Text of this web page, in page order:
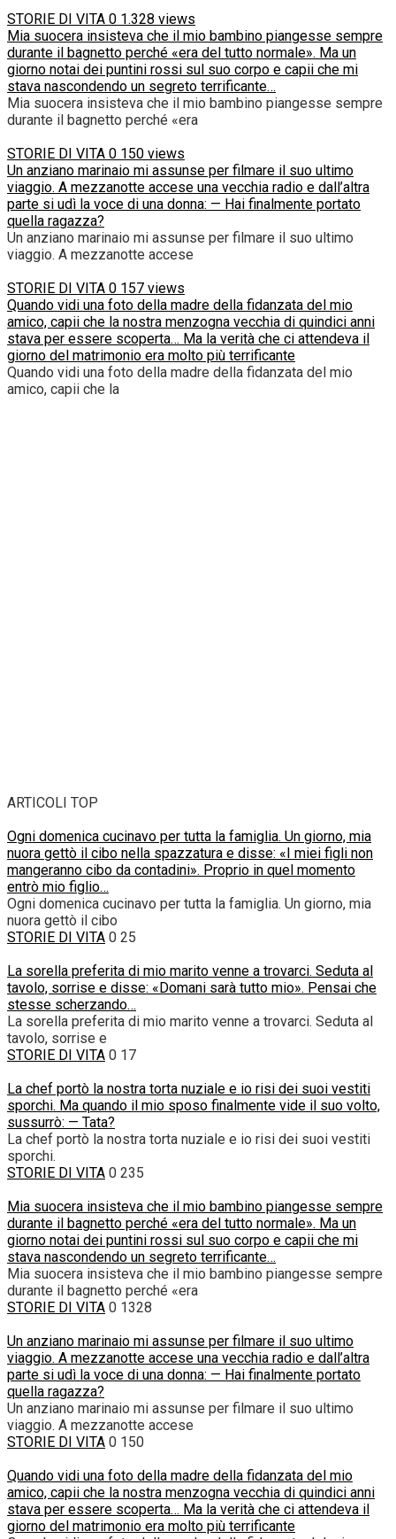
STORIE DI VITA 0 1.328 views
Mia suocera insisteva che il mio bambino piangesse sempre
durante il bagnetto perché «era del tutto normale». Ma un
giorno notai dei puntini rossi sul suo corpo e capii che mi
stava nascondendo un segreto terrificante…
Mia suocera insisteva che il mio bambino piangesse sempre
durante il bagnetto perché «era
STORIE DI VITA 0 150 views
Un anziano marinaio mi assunse per filmare il suo ultimo
viaggio. A mezzanotte accese una vecchia radio e dall’altra
parte si udì la voce di una donna: — Hai finalmente portato
quella ragazza?
Un anziano marinaio mi assunse per filmare il suo ultimo
viaggio. A mezzanotte accese
STORIE DI VITA 0 157 views
Quando vidi una foto della madre della fidanzata del mio
amico, capii che la nostra menzogna vecchia di quindici anni
stava per essere scoperta… Ma la verità che ci attendeva il
giorno del matrimonio era molto più terrificante
Quando vidi una foto della madre della fidanzata del mio
amico, capii che la
ARTICOLI TOP
Ogni domenica cucinavo per tutta la famiglia. Un giorno, mia
nuora gettò il cibo nella spazzatura e disse: «I miei figli non
mangeranno cibo da contadini». Proprio in quel momento
entrò mio figlio…
Ogni domenica cucinavo per tutta la famiglia. Un giorno, mia
nuora gettò il cibo
STORIE DI VITA 0 25
La sorella preferita di mio marito venne a trovarci. Seduta al
tavolo, sorrise e disse: «Domani sarà tutto mio». Pensai che
stesse scherzando…
La sorella preferita di mio marito venne a trovarci. Seduta al
tavolo, sorrise e
STORIE DI VITA 0 17
La chef portò la nostra torta nuziale e io risi dei suoi vestiti
sporchi. Ma quando il mio sposo finalmente vide il suo volto,
sussurrò: — Tata?
La chef portò la nostra torta nuziale e io risi dei suoi vestiti
sporchi.
STORIE DI VITA 0 235
Mia suocera insisteva che il mio bambino piangesse sempre
durante il bagnetto perché «era del tutto normale». Ma un
giorno notai dei puntini rossi sul suo corpo e capii che mi
stava nascondendo un segreto terrificante…
Mia suocera insisteva che il mio bambino piangesse sempre
durante il bagnetto perché «era
STORIE DI VITA 0 1328
Un anziano marinaio mi assunse per filmare il suo ultimo
viaggio. A mezzanotte accese una vecchia radio e dall’altra
parte si udì la voce di una donna: — Hai finalmente portato
quella ragazza?
Un anziano marinaio mi assunse per filmare il suo ultimo
viaggio. A mezzanotte accese
STORIE DI VITA 0 150
Quando vidi una foto della madre della fidanzata del mio
amico, capii che la nostra menzogna vecchia di quindici anni
stava per essere scoperta… Ma la verità che ci attendeva il
giorno del matrimonio era molto più terrificante